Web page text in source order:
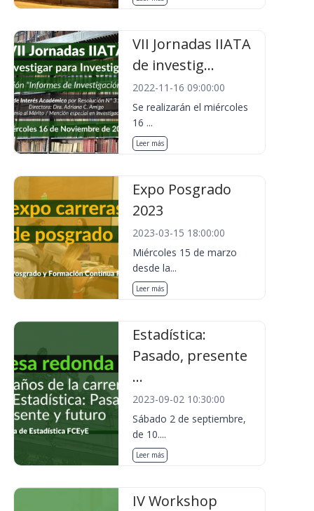
VII Jornadas IIATA
de investig...
2022-11-16 09:00:00
Se realizarán el miércoles
16 ...
Leer más
Expo Posgrado
2023
2023-03-15 18:00:00
Miércoles 15 de marzo
desde la...
Leer más
Estadística:
Pasado, presente
...
2023-09-02 10:30:00
Sábado 2 de septiembre,
de 10....
Leer más
IV Workshop